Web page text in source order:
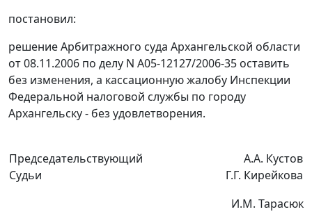
постановил:
решение Арбитражного суда Архангельской области
от 08.11.2006 по делу N А05-12127/2006-35 оставить
без изменения, а кассационную жалобу Инспекции
Федеральной налоговой службы по городу
Архангельску - без удовлетворения.
Председательствующий
Судьи
А.А. Кустов
Г.Г. Кирейкова
И.М. Тарасюк